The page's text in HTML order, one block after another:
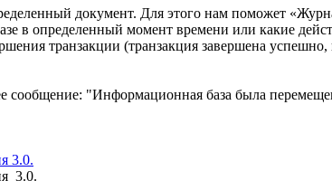
документ. Для этого нам поможет
в определенный момент времени или какие
транзакции (транзакция завершена
"Информационная база была
3.0.
3.0.